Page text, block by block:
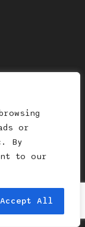
or
By
to our
Accept All